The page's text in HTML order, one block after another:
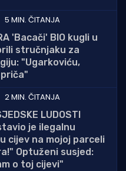
5 MIN. ČITANJA
'Bacači' BIO kugli u
stručnjaku za
"Ugarkoviću,
2 MIN. ČITANJA
LUDOSTI
je ilegalnu
cijev na mojoj parceli
Optuženi susjed:
o toj cijevi"